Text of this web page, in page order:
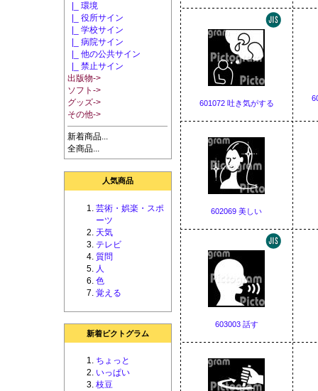
|_ 環境
|_ 役所サイン
|_ 学校サイン
|_ 病院サイン
|_ 他の公共サイン
|_ 禁止サイン
出版物->
ソフト->
グッズ->
その他->
新着商品...
全商品...
人気商品
芸術・娯楽・スポ
ーツ
天気
テレビ
質問
人
色
覚える
新着ピクトグラム
ちょっと
いっぱい
枝豆
601072 吐き気がする
602069 美しい
603003 話す